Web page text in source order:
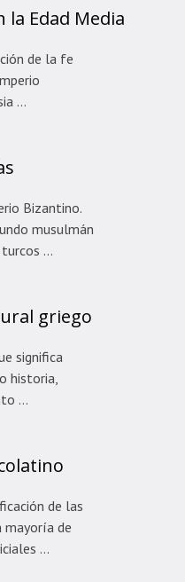
la Edad Media
de la fe
…
Bizantino.
musulmán
…
griego
significa
historia,
…
de las
mayoría de
…